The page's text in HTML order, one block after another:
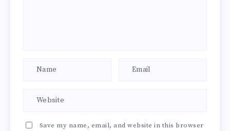
Save my name, email, and website in this browser